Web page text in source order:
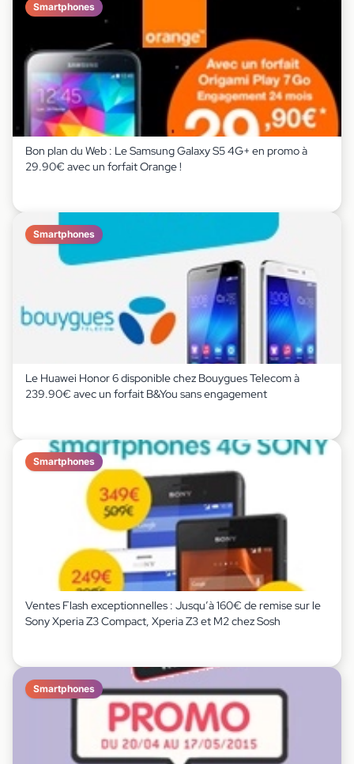
Smartphones
Bon plan du Web : Le Samsung Galaxy S5 4G+ en promo à
29.90€ avec un forfait Orange !
Smartphones
Le Huawei Honor 6 disponible chez Bouygues Telecom à
239.90€ avec un forfait B&You sans engagement
Smartphones
Ventes Flash exceptionnelles : Jusqu’à 160€ de remise sur le
Sony Xperia Z3 Compact, Xperia Z3 et M2 chez Sosh
Smartphones